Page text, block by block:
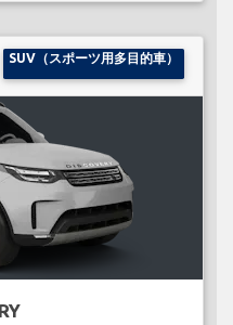
SUV（スポーツ用多目的車）